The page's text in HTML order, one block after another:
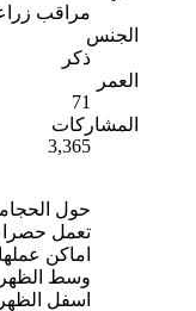
مراقب
الجنس
ذكر
العمر
71
المشاركات
3,365
حول
تعمل حصرا في الايام
اماكن
وسط
اسفل